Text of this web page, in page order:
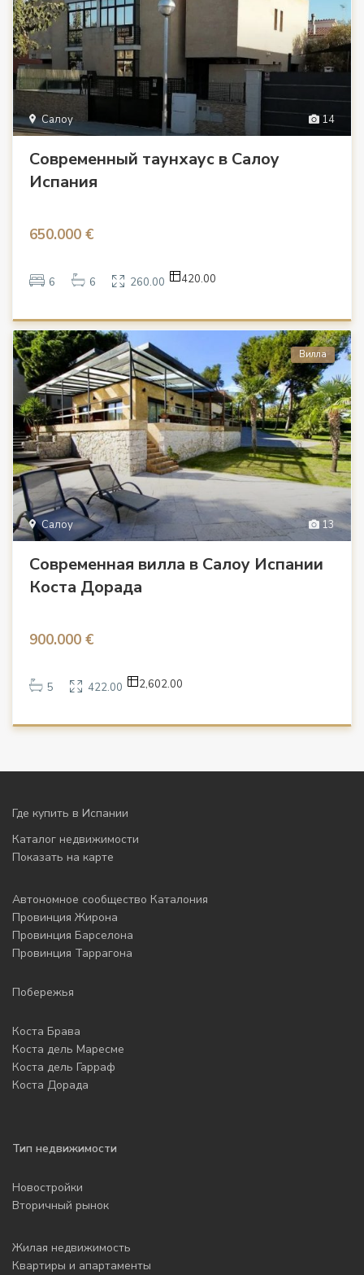
14
Салоу
Современный таунхаус в Салоу
Испания
650.000 €
6 6 260.00 420.00
13
Салоу
Вилла
Современная вилла в Салоу Испании
Коста Дорада
900.000 €
5 422.00 2,602.00
Где купить в Испании
Каталог недвижимости
Показать на карте
Автономное сообщество Каталония
Провинция Жирона
Провинция Барселона
Провинция Таррагона
Побережья
Коста Брава
Коста дель Маресме
Коста дель Гарраф
Коста Дорада
Тип недвижимости
Новостройки
Вторичный рынок
Жилая недвижимость
Квартиры и апартаменты